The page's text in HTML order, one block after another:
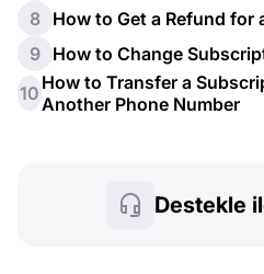
8 How to Get a Refund for
9 How to Change
10 How to Transfer a
Another Phone Number
Destekle